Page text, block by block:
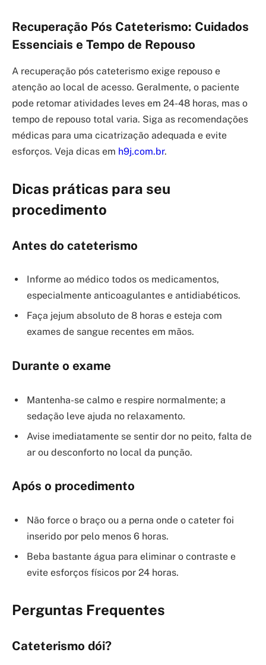
Recuperação Pós Cateterismo: Cuidados
Essenciais e Tempo de Repouso
A recuperação pós cateterismo exige repouso e
atenção ao local de acesso. Geralmente, o paciente
pode retomar atividades leves em 24-48 horas, mas o
tempo de repouso total varia. Siga as recomendações
médicas para uma cicatrização adequada e evite
esforços. Veja dicas em h9j.com.br.
Dicas práticas para seu
procedimento
Antes do cateterismo
Informe ao médico todos os medicamentos,
especialmente anticoagulantes e antidiabéticos.
Faça jejum absoluto de 8 horas e esteja com
exames de sangue recentes em mãos.
Durante o exame
Mantenha-se calmo e respire normalmente; a
sedação leve ajuda no relaxamento.
Avise imediatamente se sentir dor no peito, falta de
ar ou desconforto no local da punção.
Após o procedimento
Não force o braço ou a perna onde o cateter foi
inserido por pelo menos 6 horas.
Beba bastante água para eliminar o contraste e
evite esforços físicos por 24 horas.
Perguntas Frequentes
Cateterismo dói?